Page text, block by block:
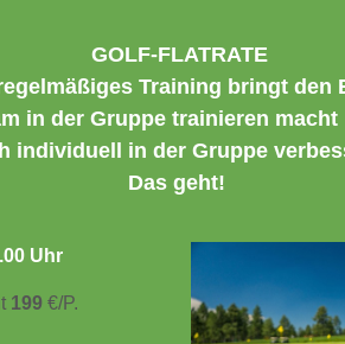
GOLF-FLATRATE
Training bringt den
in der Gruppe trainieren macht
individuell in der Gruppe
Das geht!
Uhr
199 €/P.